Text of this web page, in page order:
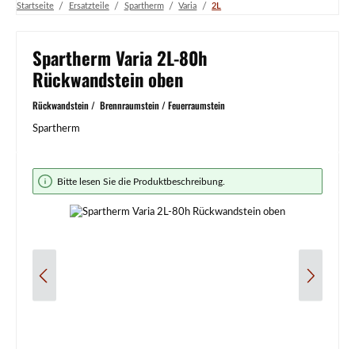
Startseite / Ersatzteile / Spartherm / Varia / 2L
Spartherm Varia 2L-80h
Rückwandstein oben
Rückwandstein / Brennraumstein / Feuerraumstein
Spartherm
Bildergalerie überspringen
Bitte lesen Sie die Produktbeschreibung.